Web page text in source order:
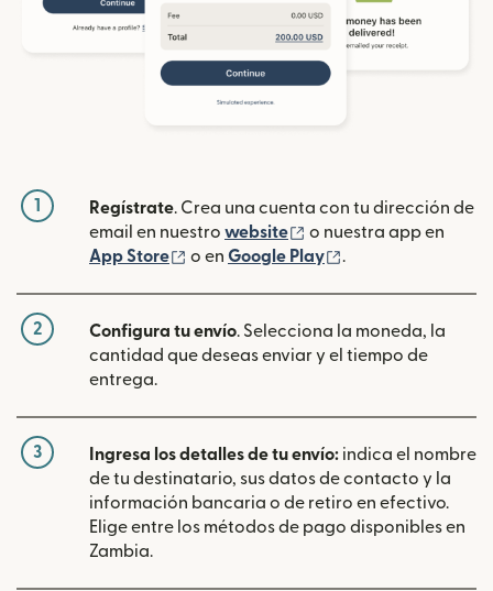
1 Regístrate. Crea una cuenta con tu dirección de
email en nuestro website (se abre en una
o nuestra app en
App Store
(se abre en una ventana nueva)
o en Google Play .
2 Configura tu envío. Selecciona la moneda, la
cantidad que deseas enviar y el tiempo de
entrega.
3 Ingresa los detalles de tu envío: indica el nombre
de tu destinatario, sus datos de contacto y la
información bancaria o de retiro en efectivo.
Elige entre los métodos de pago disponibles en
Zambia.